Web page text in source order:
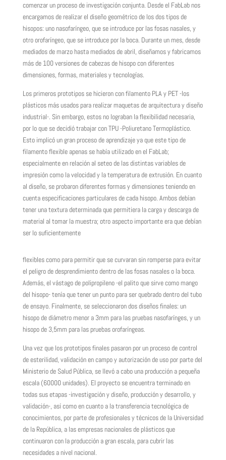
comenzar un proceso de investigación conjunta. Desde el FabLab nos
encargamos de realizar el diseño geométrico de los dos tipos de
hisopos: uno nasofaríngeo, que se introduce por las fosas nasales, y
otro orofaríngeo, que se introduce por la boca. Durante un mes, desde
mediados de marzo hasta mediados de abril, diseñamos y fabricamos
más de 100 versiones de cabezas de hisopo con diferentes
dimensiones, formas, materiales y tecnologías.
Los primeros prototipos se hicieron con filamento PLA y PET -los
plásticos más usados para realizar maquetas de arquitectura y diseño
industrial-. Sin embargo, estos no lograban la flexibilidad necesaria,
por lo que se decidió trabajar con TPU -Poliuretano Termoplástico.
Esto implicó un gran proceso de aprendizaje ya que este tipo de
filamento flexible apenas se había utilizado en el FabLab;
especialmente en relación al seteo de las distintas variables de
impresión como la velocidad y la temperatura de extrusión. En cuanto
al diseño, se probaron diferentes formas y dimensiones teniendo en
cuenta especificaciones particulares de cada hisopo. Ambos debían
tener una textura determinada que permitiera la carga y descarga de
material al tomar la muestra; otro aspecto importante era que debían
ser lo suficientemente
flexibles como para permitir que se curvaran sin romperse para evitar
el peligro de desprendimiento dentro de las fosas nasales o la boca.
Además, el vástago de polipropileno -el palito que sirve como mango
del hisopo- tenía que tener un punto para ser quebrado dentro del tubo
de ensayo. Finalmente, se seleccionaron dos diseños finales: un
hisopo de diámetro menor a 3mm para las pruebas nasofarínges, y un
hisopo de 3,5mm para las pruebas orofaríngeas.
Una vez que los prototipos finales pasaron por un proceso de control
de esterilidad, validación en campo y autorización de uso por parte del
Ministerio de Salud Pública, se llevó a cabo una producción a pequeña
escala (60000 unidades). El proyecto se encuentra terminado en
todas sus etapas -investigación y diseño, producción y desarrollo, y
validación-, así como en cuanto a la transferencia tecnológicade
conocimientos, por parte de profesionales y técnicos de la Universidad
de la República, a las empresas nacionales de plásticos que
continuaron con la producción a gran escala, para cubrir las
necesidades a nivel nacional.